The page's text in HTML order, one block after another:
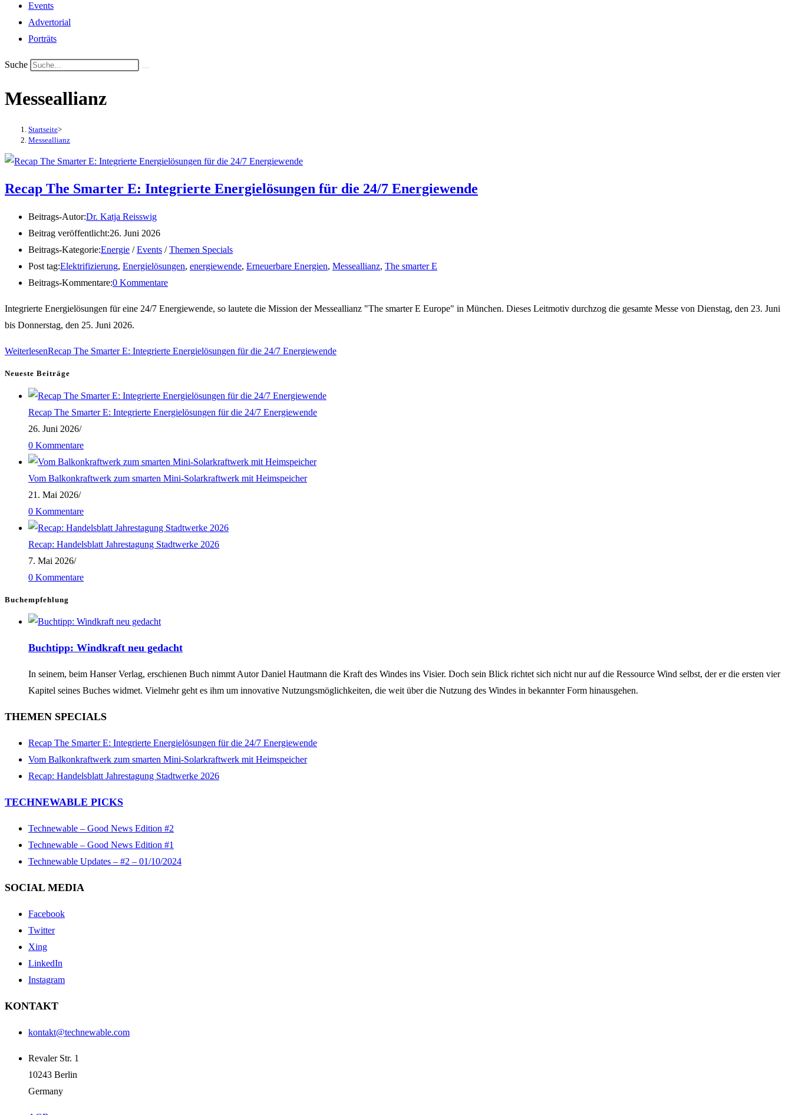
Events
Advertorial
Porträts
Suche
Messeallianz
Startseite>
Messeallianz
Recap The Smarter E: Integrierte Energielösungen für die 24/7 Energiewende
Beitrags-Autor:Dr. Katja Reisswig
Beitrag veröffentlicht:26. Juni 2026
Beitrags-Kategorie:Energie / Events / Themen Specials
Post tag:Elektrifizierung, Energielösungen, energiewende, Erneuerbare Energien, Messeallianz, The smarter E
Beitrags-Kommentare:0 Kommentare
Integrierte Energielösungen für eine 24/7 Energiewende, so lautete die Mission der Messeallianz "The smarter E Europe" in München. Dieses Leitmotiv durchzog die gesamte Messe von Dienstag, den 23. Juni
bis Donnerstag, den 25. Juni 2026.
WeiterlesenRecap The Smarter E: Integrierte Energielösungen für die 24/7 Energiewende
Neueste Beiträge
Recap The Smarter E: Integrierte Energielösungen für die 24/7 Energiewende
26. Juni 2026/
0 Kommentare
Vom Balkonkraftwerk zum smarten Mini-Solarkraftwerk mit Heimspeicher
21. Mai 2026/
0 Kommentare
Recap: Handelsblatt Jahrestagung Stadtwerke 2026
7. Mai 2026/
0 Kommentare
Buchempfehlung
Buchtipp: Windkraft neu gedacht
In seinem, beim Hanser Verlag, erschienen Buch nimmt Autor Daniel Hautmann die Kraft des Windes ins Visier. Doch sein Blick richtet sich nicht nur auf die Ressource Wind selbst, der er die ersten vier
Kapitel seines Buches widmet. Vielmehr geht es ihm um innovative Nutzungsmöglichkeiten, die weit über die Nutzung des Windes in bekannter Form hinausgehen.
THEMEN SPECIALS
Recap The Smarter E: Integrierte Energielösungen für die 24/7 Energiewende
Vom Balkonkraftwerk zum smarten Mini-Solarkraftwerk mit Heimspeicher
Recap: Handelsblatt Jahrestagung Stadtwerke 2026
TECHNEWABLE PICKS
Technewable – Good News Edition #2
Technewable – Good News Edition #1
Technewable Updates – #2 – 01/10/2024
SOCIAL MEDIA
Facebook
Twitter
Xing
LinkedIn
Instagram
KONTAKT
kontakt@technewable.com
Revaler Str. 1
10243 Berlin
Germany